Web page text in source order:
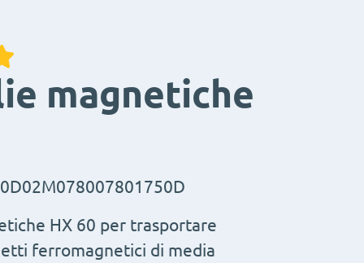
magnetiche
HX 60 per trasportare
ferromagnetici di media